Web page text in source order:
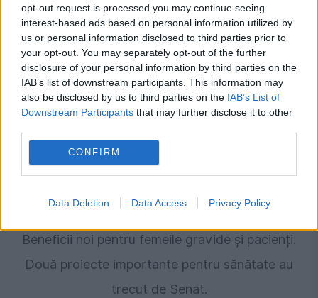
opt-out request is processed you may continue seeing
interest-based ads based on personal information utilized by
us or personal information disclosed to third parties prior to
your opt-out. You may separately opt-out of the further
disclosure of your personal information by third parties on the
IAB’s list of downstream participants. This information may
also be disclosed by us to third parties on the IAB’s List of
Downstream Participants that may further disclose it to other
CONFIRM
Data Deletion Data Access Privacy Policy
Recomandările noastre
SOCIAL
Beneficii noi pentru femeile gravide și pacienți.
Două proiecte importante pentru sănătate au
trecut de Senat.